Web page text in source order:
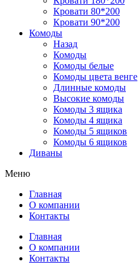
Кровати 80*200
Кровати 90*200
Комоды
Назад
Комоды
Комоды белые
Комоды цвета венге
Длинные комоды
Высокие комоды
Комоды 3 ящика
Комоды 4 ящика
Комоды 5 ящиков
Комоды 6 ящиков
Диваны
Меню
Главная
О компании
Контакты
Главная
О компании
Контакты